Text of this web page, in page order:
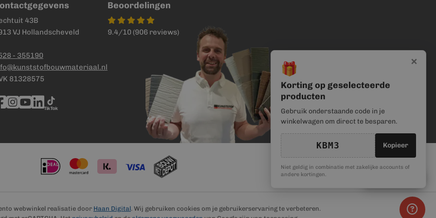
43B
VJ Hollandscheveld
- 355190
81328575
Beoordelingen
9.4/10 (906 reviews)
×
🎁
Korting op geselecteerde
producten
Gebruik onderstaande code in je
winkelwagen om direct te besparen.
KBM3 Kopieer
Niet geldig in combinatie met zakelijke accounts of
andere kortingen.
webwinkel realisatie door Haan Digital. Wij gebruiken cookies om je gebruikerservaring te verbeteren.